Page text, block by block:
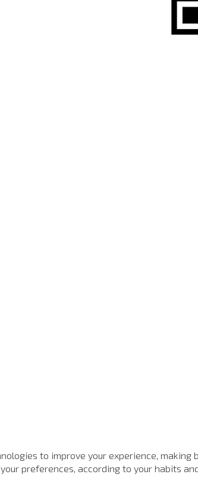
to improve your experience, making
preferences, according to your habits